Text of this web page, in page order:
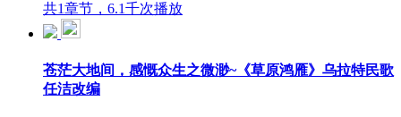
共1章节，6.1千次播放
苍茫大地间，感慨众生之微渺~《草原鸿雁》乌拉特民歌
任洁改编